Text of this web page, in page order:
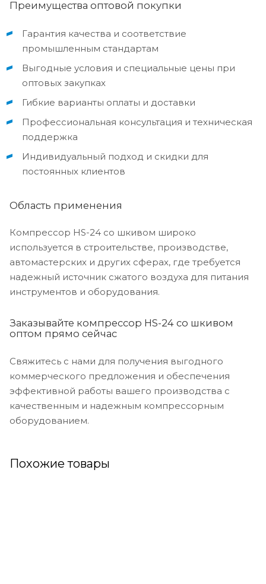
Преимущества оптовой покупки
Гарантия качества и соответствие
промышленным стандартам
Выгодные условия и специальные цены при
оптовых закупках
Гибкие варианты оплаты и доставки
Профессиональная консультация и техническая
поддержка
Индивидуальный подход и скидки для
постоянных клиентов
Область применения
Компрессор HS-24 со шкивом широко
используется в строительстве, производстве,
автомастерских и других сферах, где требуется
надежный источник сжатого воздуха для питания
инструментов и оборудования.
Заказывайте компрессор HS-24 со шкивом
оптом прямо сейчас
Свяжитесь с нами для получения выгодного
коммерческого предложения и обеспечения
эффективной работы вашего производства с
качественным и надежным компрессорным
оборудованием.
Похожие товары